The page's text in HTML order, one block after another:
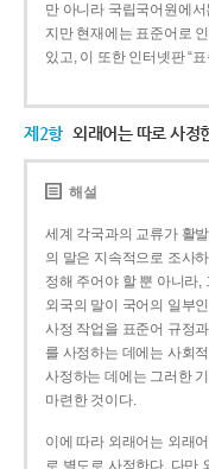
만 아니라 국립국어원에
지만 현재에는 표준어로
있고, 이 또한 인터넷판 “
제2항 외래어는 따로 사정
해설
세계 각국과의 교류가 활
의 말은 지속적으로 조사
정해 주어야 할 뿐 아니라,
외국의 말이 국어의 일부
사정 작업을 표준어 규정
를 사정하는 데에는 사회
사정하는 데에는 그러한
마련한 것이다.
이에 따라 외래어는 외래
로 별도로 사정한다. 다만